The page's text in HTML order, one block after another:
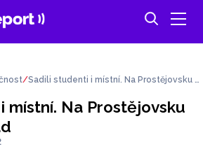
Sadili studenti i místní. Na Prostějovsku z
místní. Na Prostějovsku